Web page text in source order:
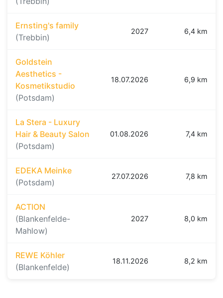
Ernsting's family
(Trebbin)
2027 6,4 km
Goldstein
Aesthetics -
Kosmetikstudio
(Potsdam)
18.07.2026 6,9 km
La Stera - Luxury
Hair & Beauty Salon
(Potsdam)
01.08.2026 7,4 km
EDEKA Meinke
(Potsdam)
27.07.2026 7,8 km
ACTION
(Blankenfelde-
Mahlow)
2027 8,0 km
REWE Köhler
(Blankenfelde)
18.11.2026 8,2 km